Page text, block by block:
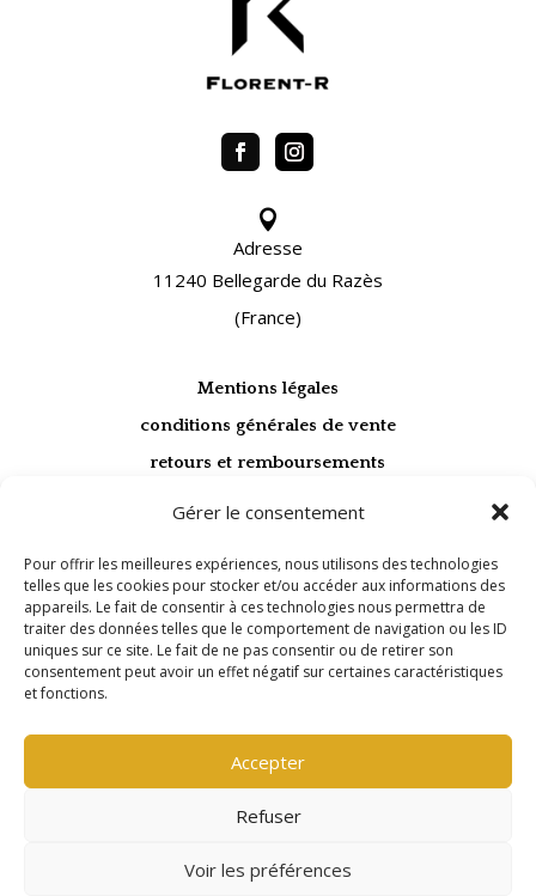
Gérer le consentement
Pour offrir les meilleures expériences, nous utilisons des technologies
telles que les cookies pour stocker et/ou accéder aux informations des
appareils. Le fait de consentir à ces technologies nous permettra de
traiter des données telles que le comportement de navigation ou les ID
uniques sur ce site. Le fait de ne pas consentir ou de retirer son
consentement peut avoir un effet négatif sur certaines caractéristiques
et fonctions.
Accepter
Refuser
Voir les préférences

Adresse
11240 Bellegarde du Razès
(France)
Mentions légales
conditions générales de vente
retours et remboursements

Paiement sécurisé
CB / VISA / MASTERCARD


Artisan d’art